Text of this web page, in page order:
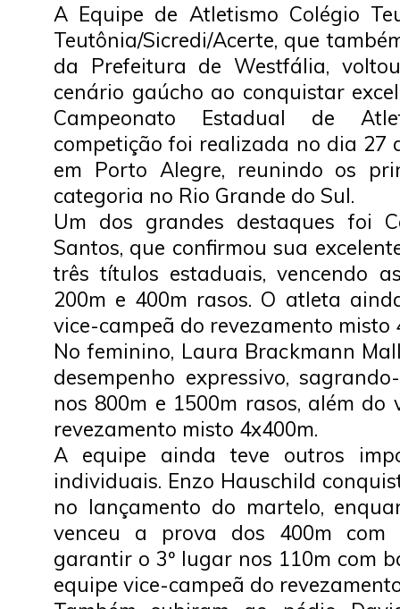
A Equipe de Atletismo Colégio
Teutônia/Sicredi/Acerte, que
da Prefeitura de Westfália,
cenário gaúcho ao conquistar
Campeonato Estadual de
competição foi realizada no dia 27
em Porto Alegre, reunindo os
categoria no Rio Grande do Sul.
Um dos grandes destaques foi
Santos, que confirmou sua
três títulos estaduais, vencendo
200m e 400m rasos. O atleta
vice-campeã do revezamento misto
No feminino, Laura Brackmann
desempenho expressivo,
nos 800m e 1500m rasos, além do
revezamento misto 4x400m.
A equipe ainda teve outros
individuais. Enzo Hauschild
no lançamento do martelo,
venceu a prova dos 400m com
garantir o 3º lugar nos 110m com
equipe vice-campeã do